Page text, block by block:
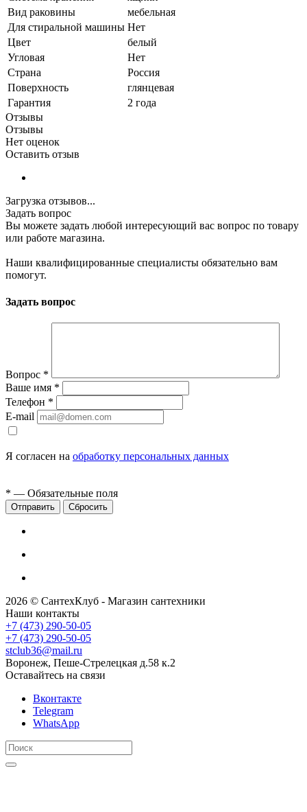
Вид раковины
мебельная
Для стиральной машины Нет
Цвет
белый
Угловая
Нет
Страна
Россия
Поверхность
глянцевая
Гарантия
2 года
Отзывы
Отзывы
Нет оценок
Оставить отзыв
Загрузка отзывов...
Задать вопрос
Вы можете задать любой интересующий вас вопрос по товару
или работе магазина.
Наши квалифицированные специалисты обязательно вам
помогут.
Задать вопрос
Вопрос *
Ваше имя *
Телефон *
E-mail
Я согласен на обработку персональных данных
* — Обязательные поля
Сбросить
2026 © СантехКлуб - Магазин сантехники
Наши контакты
+7 (473) 290-50-05
+7 (473) 290-50-05
stclub36@mail.ru
Воронеж, Пеше-Стрелецкая д.58 к.2
Оставайтесь на связи
Вконтакте
Telegram
WhatsApp